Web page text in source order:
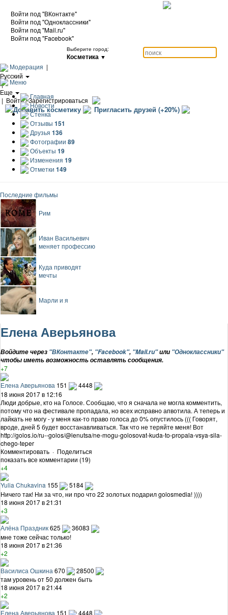
Войти под "ВКонтакте"
Войти под "Одноклассники"
Войти под "Mail.ru"
Войти под "Facebook"
Выберите город:
Косметика ▼
Модерация |
Русский
|
Еще
| Войти / Зарегистрироваться
Добавить косметику Пригласить друзей (+20%)
Меню
Главная
Новости
Стенка
Отзывы 151
Друзья 136
Фотографии 89
Объекты 19
Изменения 19
Отметки 149
Последние фильмы
Рим
Иван Васильевич
меняет профессию
Куда приводят
мечты
Марли и я
Елена Аверьянова
Войдите через "ВКонтакте", "Facebook", "Mail.ru"или "Одноклассники"
чтобы иметь возможность оставлять сообщения.
+7
Елена Аверьянова 151
4448
18 июня 2017 в 12:16
Люди добрые, кто на Голосе. Сообщаю, что я сначала не могла комментить,
потому что на фестивале пропадала, но всех исправно апвотила. А теперь и
лайкать не могу - у меня как-то право голоса до 0% опустилось ((( Говорят,
вроде, дней 5 будет восстанавливаться. Так что не теряйте меня! Вот
http://golos.io/ru--golos/@lenutsa/ne-mogu-golosovat-kuda-to-propala-vsya-sila-
chego-teper
Комментировать · Поделиться
показать все комментарии (19)
+4
Yulia Chukavina 155
5184
Ничего так! Ни за что, ни про что 22 золотых подарил golosmedia! ))))
18 июня 2017 в 21:31
+3
Алёна Праздник625
36083
мне тоже сейчас только!
18 июня 2017 в 21:36
+2
Василиса Ошкина 670
28500
там уровень от 50 должен быть
18 июня 2017 в 21:44
+2
Елена Аверьянова 151
4448